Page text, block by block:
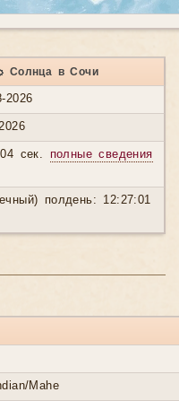
Солнца в Сочи
2026
сек. полные сведения
полдень: 12:27:01
Mahe